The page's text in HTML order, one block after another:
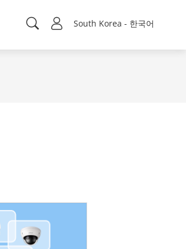
South Korea - 한국어